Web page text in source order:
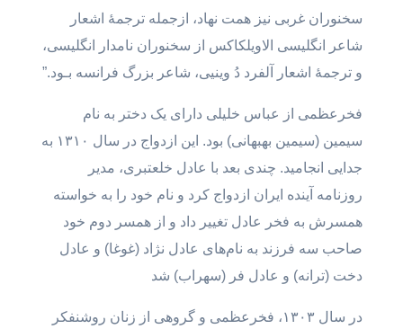
سخنوران غربی نیز همت نهاد، ازجمله ترجمۀ اشعار
شاعر انگلیسی الاویلکاکس از سخنوران نامدار انگلیسی،
و ترجمۀ اشعار آلفرد دُ وینیی، شاعر بزرگ فرانسه بـود.”
فخرعظمی از عباس خلیلی دارای یک دختر به نام
سیمین (سیمین بهبهانی) بود. این ازدواج در سال ۱۳۱۰ به
جدایی انجامید. چندی بعد با عادل خلعتبری، مدیر
روزنامه آینده ایران ازدواج کرد و نام خود را به خواسته
همسرش به فخر عادل تغییر داد و از همسر دوم خود
صاحب سه فرزند به نام‌های عادل نژاد (غوغا) و عادل
دخت (ترانه) و عادل فر (سهراب) شد
در سال ۱۳۰۳، فخرعظمی و گروهی از زنان روشنفکر